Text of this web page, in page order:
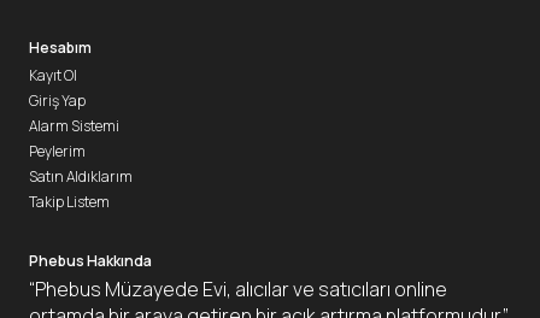
Phebus Hakkında
“Phebus Müzayede Evi, alıcılar ve satıcıları online
Hesabım
Kayıt Ol
Giriş Yap
Alarm Sistemi
Peylerim
Satın Aldıklarım
Takip Listem